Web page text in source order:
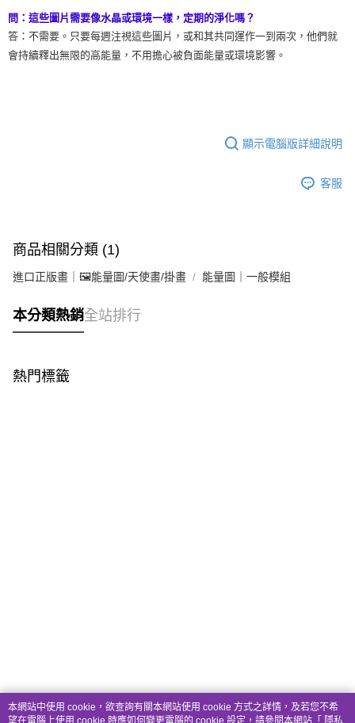
問：這些圖片需要像水晶或環境一樣，定期的淨化嗎？
答：不需要。只要每週注視這些圖片，或和其共同運作一到兩次，他們就
會持續釋出無限的高能量，不用擔心被負面能量或環境影響。
顯示電腦版詳細說明
客服
商品相關分類 (1)
進口正版畫｜🖼️能量圖/天使畫/掛畫 能量圖｜一般模組
本分類熱銷全站排行
熱門標籤
本網站中使用 cookie，欲查詢有關本網站使用 cookie 方式之詳情，及若您不希
望在電腦上使用 cookie 時應如何變更電腦的 cookie 設定，請參閱本網站「 隱私